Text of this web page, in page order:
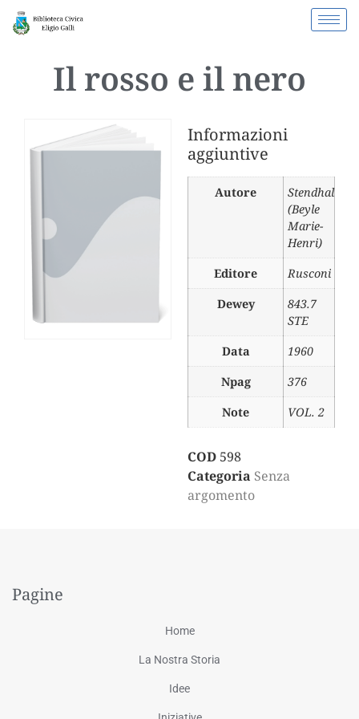
Il rosso e il nero
Informazioni
aggiuntive
Autore
Stendhal
(Beyle
Marie-
Henri)
Editore
Rusconi
Dewey
843.7
STE
Data
1960
Npag
376
Note
VOL. 2
COD 598
Categoria Senza
argomento
Pagine
Home
La Nostra Storia
Idee